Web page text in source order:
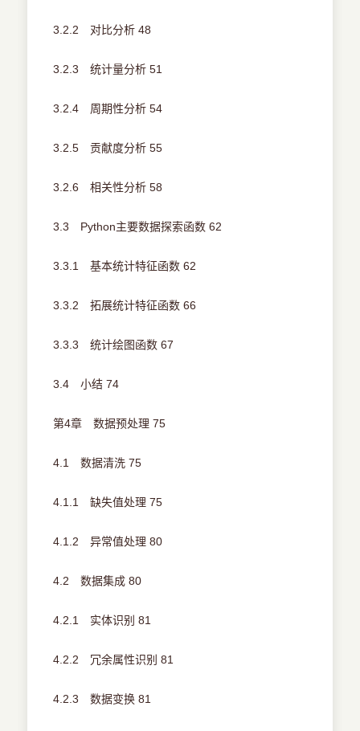
3.2.2 对比分析 48
3.2.3 统计量分析 51
3.2.4 周期性分析 54
3.2.5 贡献度分析 55
3.2.6 相关性分析 58
3.3 Python主要数据探索函数 62
3.3.1 基本统计特征函数 62
3.3.2 拓展统计特征函数 66
3.3.3 统计绘图函数 67
3.4 小结 74
第4章 数据预处理 75
4.1 数据清洗 75
4.1.1 缺失值处理 75
4.1.2 异常值处理 80
4.2 数据集成 80
4.2.1 实体识别 81
4.2.2 冗余属性识别 81
4.2.3 数据变换 81